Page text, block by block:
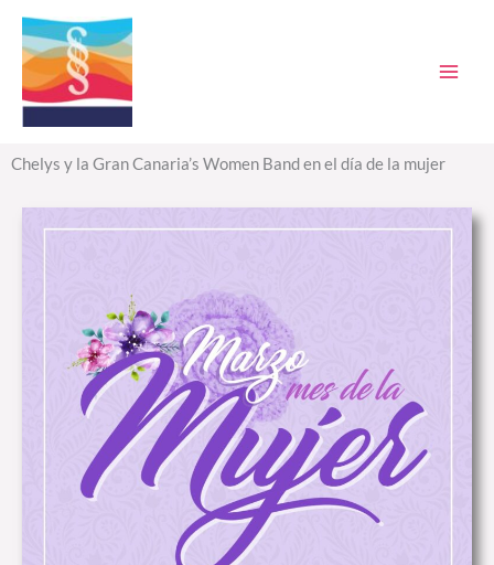
contenido
Chelys y la Gran Canaria’s Women Band en el día de la mujer